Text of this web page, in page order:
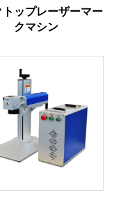
トップレーザーマー
クマシン